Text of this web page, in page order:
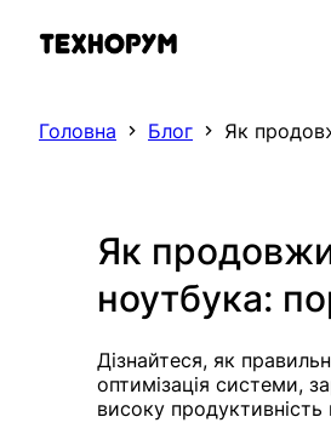
Головна Блог Як
Як
ноутбука:
Дізнайтеся, як
оптимізація системи,
високу продуктивність